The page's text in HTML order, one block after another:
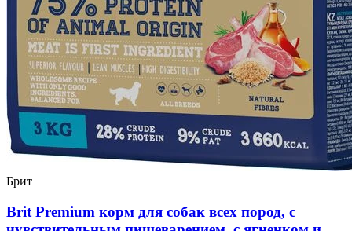
Брит
Brit Premium корм для собак всех пород, с